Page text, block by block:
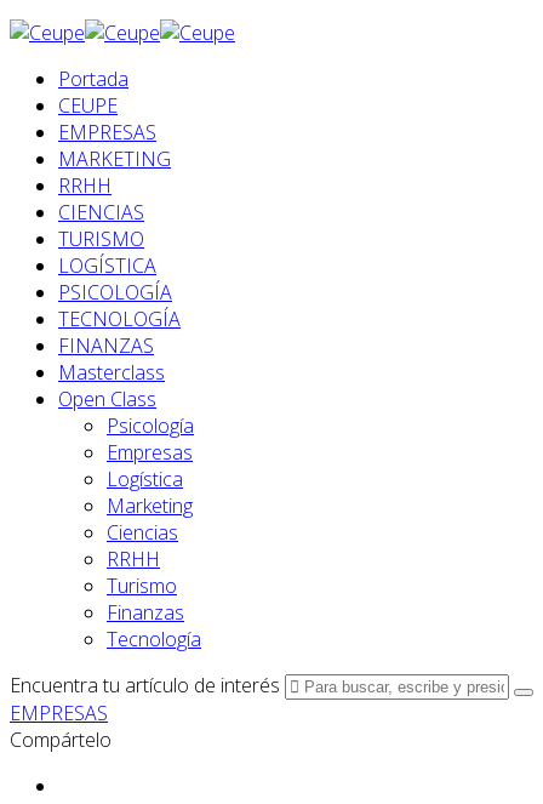
Portada
CEUPE
EMPRESAS
MARKETING
RRHH
CIENCIAS
TURISMO
LOGÍSTICA
PSICOLOGÍA
TECNOLOGÍA
FINANZAS
Masterclass
Open Class
Psicología
Empresas
Logística
Marketing
Ciencias
RRHH
Turismo
Finanzas
Tecnología
Encuentra tu artículo de interés
EMPRESAS
Compártelo